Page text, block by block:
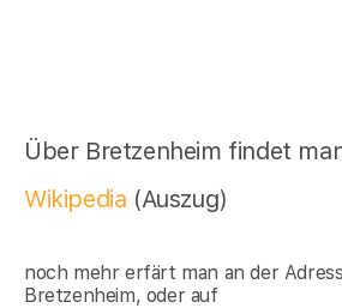
Über Bretzenheim findet
Wikipedia (Auszug)
noch mehr erfärt man an der
Bretzenheim, oder auf